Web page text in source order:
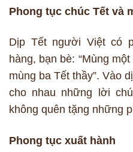
Phong tục chúc Tết và
Dịp Tết người Việt có
hàng, bạn bè: “Mùng
mùng ba Tết thầy”. Vào
cho nhau những lời
không quên tặng những
Phong tục xuất hành